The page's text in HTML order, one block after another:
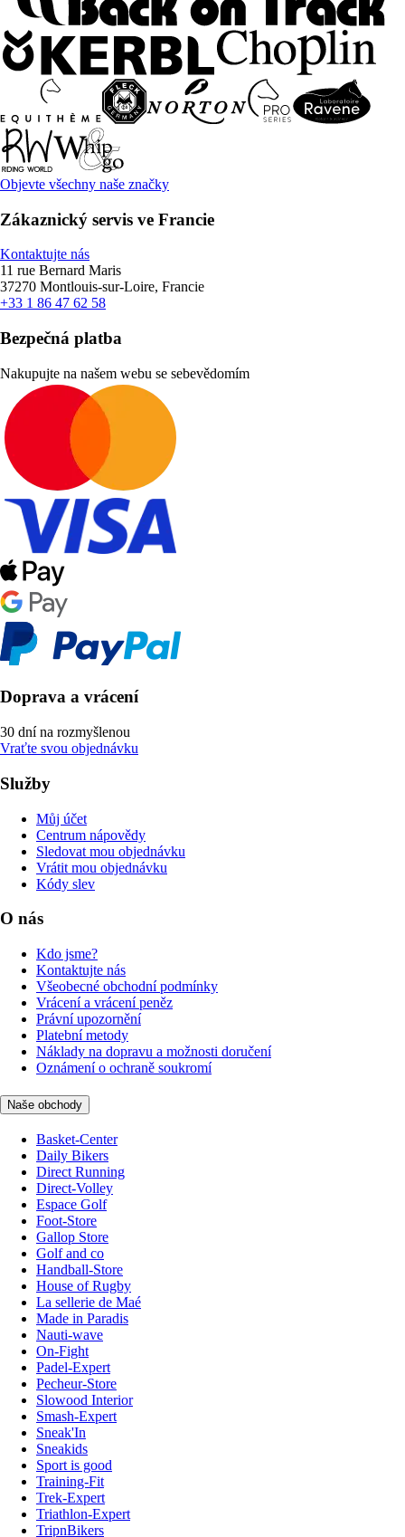
Objevte všechny naše značky
Zákaznický servis ve Francie
Kontaktujte nás
11 rue Bernard Maris
37270 Montlouis-sur-Loire, Francie
+33 1 86 47 62 58
Bezpečná platba
Nakupujte na našem webu se sebevědomím
Doprava a vrácení
30 dní na rozmyšlenou
Vraťte svou objednávku
Služby
Můj účet
Centrum nápovědy
Sledovat mou objednávku
Vrátit mou objednávku
Kódy slev
O nás
Kdo jsme?
Kontaktujte nás
Všeobecné obchodní podmínky
Vrácení a vrácení peněz
Právní upozornění
Platební metody
Náklady na dopravu a možnosti doručení
Oznámení o ochraně soukromí
Naše obchody
Basket-Center
Daily Bikers
Direct Running
Direct-Volley
Espace Golf
Foot-Store
Gallop Store
Golf and co
Handball-Store
House of Rugby
La sellerie de Maé
Made in Paradis
Nauti-wave
On-Fight
Padel-Expert
Pecheur-Store
Slowood Interior
Smash-Expert
Sneak'In
Sneakids
Sport is good
Training-Fit
Trek-Expert
Triathlon-Expert
TripnBikers